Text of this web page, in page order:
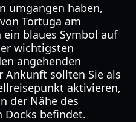
umgangen haben,
Tortuga am
blaues Symbol auf
wichtigsten
angehenden
Ankunft sollten Sie als
aktivieren,
der Nähe des
Docks befindet.